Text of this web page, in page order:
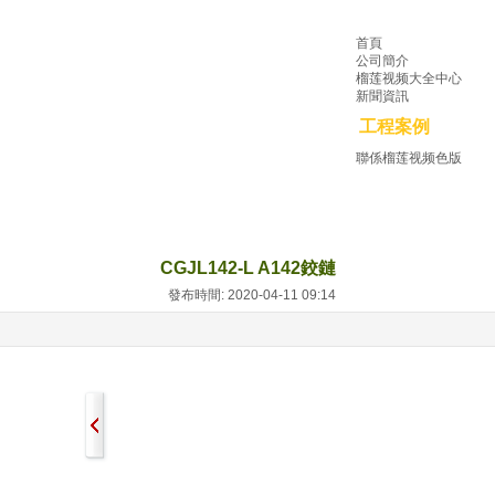
首頁
公司簡介
榴莲视频大全中心
新聞資訊
工程案例
聯係榴莲视频色版
CGJL142-L A142鉸鏈
發布時間: 2020-04-11 09:14